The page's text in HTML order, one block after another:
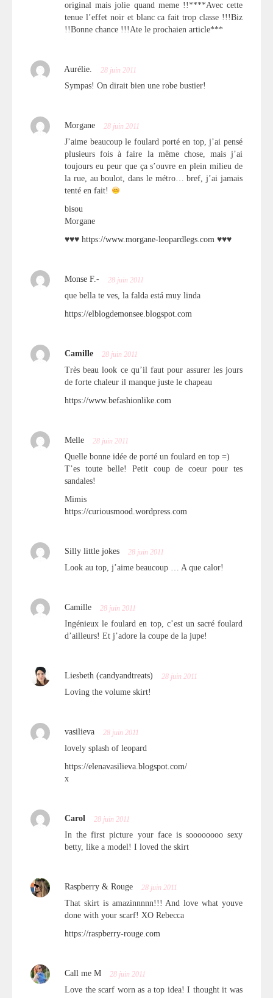
original mais jolie quand meme !!****Avec cette
tenue l’effet noir et blanc ca fait trop classe !!!Biz
!!Bonne chance !!!Ate le prochaien article***
Aurélie. 28 juin 2011
Sympas! On dirait bien une robe bustier!
Morgane 28 juin 2011
J’aime beaucoup le foulard porté en top, j’ai pensé
plusieurs fois à faire la même chose, mais j’ai
toujours eu peur que ça s’ouvre en plein milieu de
la rue, au boulot, dans le métro… bref, j’ai jamais
tenté en fait!
bisou
Morgane
♥♥♥ https://www.morgane-leopardlegs.com ♥♥♥
Monse F.- 28 juin 2011
que bella te ves, la falda está muy linda
https://elblogdemonsee.blogspot.com
Camille 28 juin 2011
Très beau look ce qu’il faut pour assurer les jours
de forte chaleur il manque juste le chapeau
https://www.befashionlike.com
Melle 28 juin 2011
Quelle bonne idée de porté un foulard en top =)
T’es toute belle! Petit coup de coeur pour tes
sandales!
Mimis
https://curiousmood.wordpress.com
Silly little jokes 28 juin 2011
Look au top, j’aime beaucoup … A que calor!
Camille 28 juin 2011
Ingénieux le foulard en top, c’est un sacré foulard
d’ailleurs! Et j’adore la coupe de la jupe!
Liesbeth (candyandtreats) 28 juin 2011
Loving the volume skirt!
vasilieva 28 juin 2011
lovely splash of leopard
https://elenavasilieva.blogspot.com/
x
Carol 28 juin 2011
In the first picture your face is soooooooo sexy
betty, like a model! I loved the skirt
Raspberry & Rouge 28 juin 2011
That skirt is amazinnnnn!!! And love what youve
done with your scarf! XO Rebecca
https://raspberry-rouge.com
Call me M 28 juin 2011
Love the scarf worn as a top idea! I thought it was